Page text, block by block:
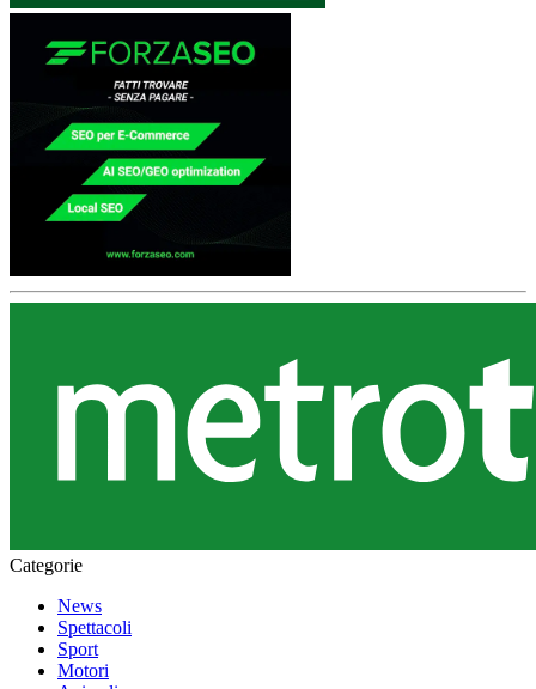
Categorie
News
Spettacoli
Sport
Motori